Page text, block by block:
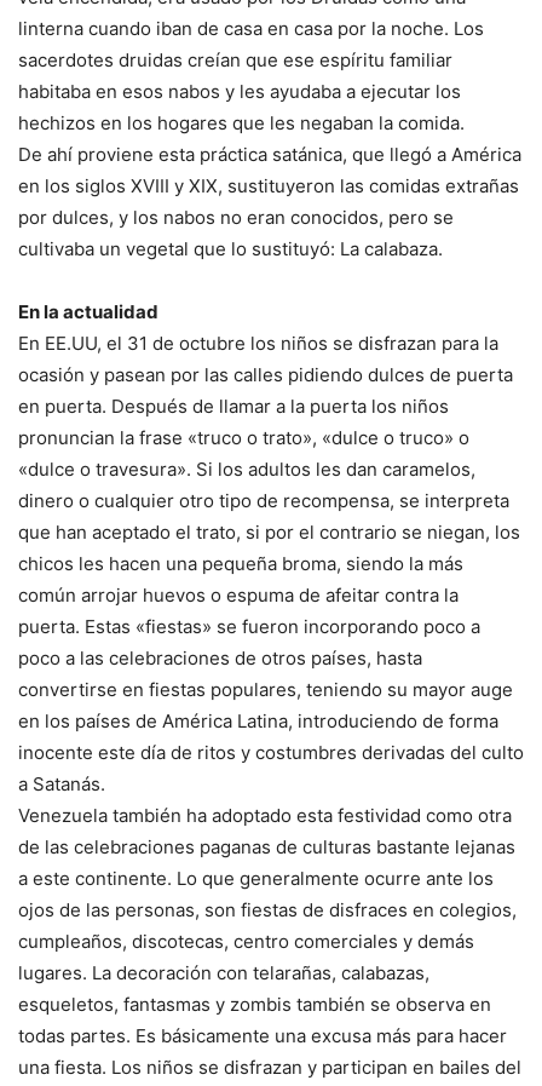
linterna cuando iban de casa en casa por la noche. Los
sacerdotes druidas creían que ese espíritu familiar
habitaba en esos nabos y les ayudaba a ejecutar los
hechizos en los hogares que les negaban la comida.
De ahí proviene esta práctica satánica, que llegó a América
en los siglos XVIII y XIX, sustituyeron las comidas extrañas
por dulces, y los nabos no eran conocidos, pero se
cultivaba un vegetal que lo sustituyó: La calabaza.
En la actualidad
En EE.UU, el 31 de octubre los niños se disfrazan para la
ocasión y pasean por las calles pidiendo dulces de puerta
en puerta. Después de llamar a la puerta los niños
pronuncian la frase «truco o trato», «dulce o truco» o
«dulce o travesura». Si los adultos les dan caramelos,
dinero o cualquier otro tipo de recompensa, se interpreta
que han aceptado el trato, si por el contrario se niegan, los
chicos les hacen una pequeña broma, siendo la más
común arrojar huevos o espuma de afeitar contra la
puerta. Estas «fiestas» se fueron incorporando poco a
poco a las celebraciones de otros países, hasta
convertirse en fiestas populares, teniendo su mayor auge
en los países de América Latina, introduciendo de forma
inocente este día de ritos y costumbres derivadas del culto
a Satanás.
Venezuela también ha adoptado esta festividad como otra
de las celebraciones paganas de culturas bastante lejanas
a este continente. Lo que generalmente ocurre ante los
ojos de las personas, son fiestas de disfraces en colegios,
cumpleaños, discotecas, centro comerciales y demás
lugares. La decoración con telarañas, calabazas,
esqueletos, fantasmas y zombis también se observa en
todas partes. Es básicamente una excusa más para hacer
una fiesta. Los niños se disfrazan y participan en bailes del